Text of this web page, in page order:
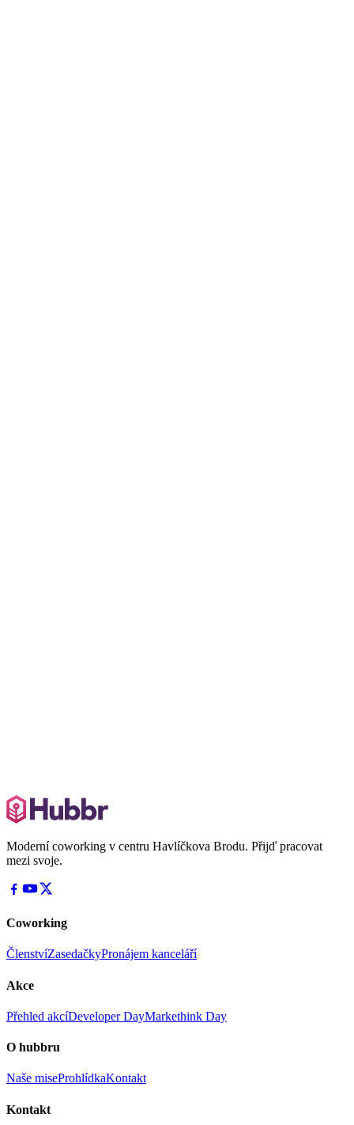
Moderní coworking v centru Havlíčkova Brodu. Přijď pracovat
mezi svoje.
Coworking
ČlenstvíZasedačkyPronájem kanceláří
Akce
Přehled akcíDeveloper DayMarkethink Day
O hubbru
Naše miseProhlídkaKontakt
Kontakt